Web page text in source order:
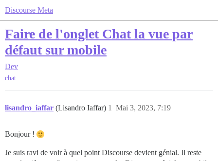
Discourse Meta
Faire de l'onglet Chat la vue par
défaut sur mobile
Dev
chat
lisandro_iaffar (Lisandro Iaffar) Mai 3, 2023, 7:19
1
Bonjour !
Je suis ravi de voir à quel point Discourse devient génial. Il reste